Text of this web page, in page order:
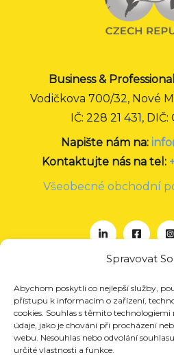
Spravovat
Abychom poskytli co nejlepší služby,
přístupu k informacím o zařízení,
cookies. Souhlas s těmito
údaje, jako je chování při procházení
webu. Nesouhlas nebo odvolání
určité vlastnosti a funkce.
Business &
Vodičkova 700/32, Nové
IČ: 228 21 431, DIČ:
Napište nám na:
Kontaktujte nás na tel:
Všeobecné obchodní
O nás
Členství